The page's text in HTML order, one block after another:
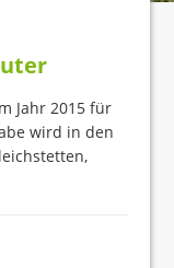
Jahr 2015 für
wird in den